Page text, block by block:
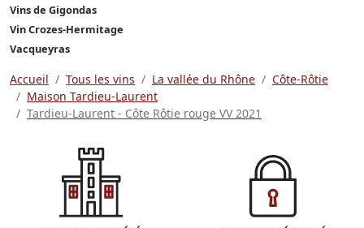
Vins de Gigondas
Vin Crozes-Hermitage
Vacqueyras
Accueil Tous les vins La vallée du Rhône
Côte-Rôtie
Maison Tardieu-Laurent
Tardieu-Laurent - Côte Rôtie rouge VV 2021